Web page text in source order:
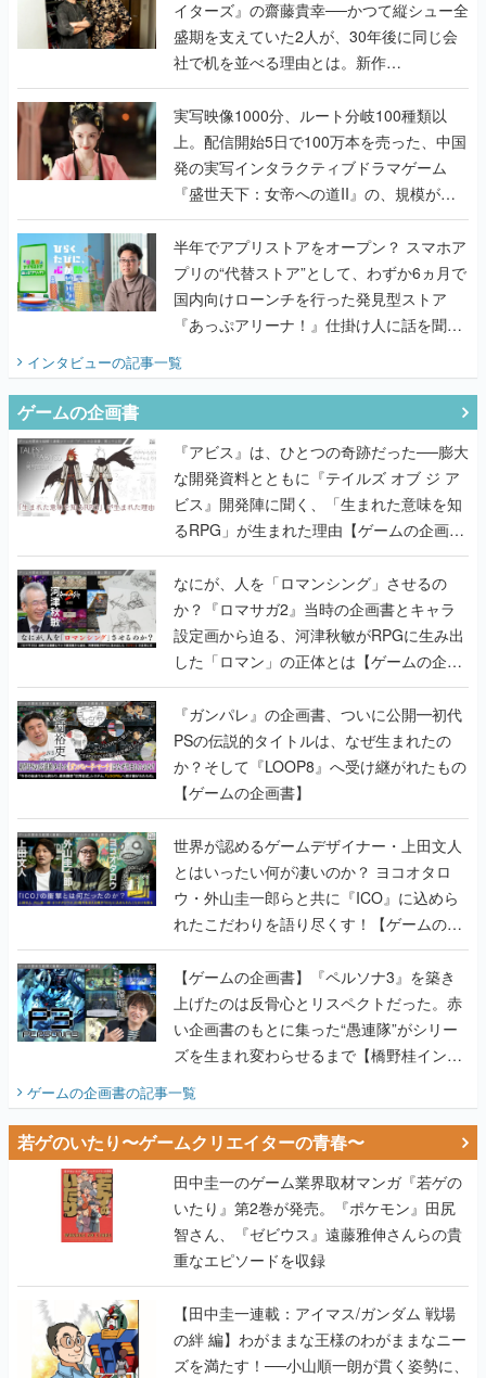
イターズ』の齋藤貴幸──かつて縦シュー全
盛期を支えていた2人が、30年後に同じ会
社で机を並べる理由とは。新作
『TATSUJIN EXTREME』で初タッグを組
んだレジェンド2人に訊く開発秘話
実写映像1000分、ルート分岐100種類以
上。配信開始5日で100万本を売った、中国
発の実写インタラクティブドラマゲーム
『盛世天下：女帝への道II』の、規模が違
うこだわりをプロデューサーに聞いた
半年でアプリストアをオープン？ スマホア
プリの“代替ストア”として、わずか6ヵ月で
国内向けローンチを行った発見型ストア
『あっぷアリーナ！』仕掛け人に話を聞い
てみた
インタビューの記事一覧
ゲームの企画書
『アビス』は、ひとつの奇跡だった──膨大
な開発資料とともに『テイルズ オブ ジ ア
ビス』開発陣に聞く、「生まれた意味を知
るRPG」が生まれた理由【ゲームの企画
書】
なにが、人を「ロマンシング」させるの
か？『ロマサガ2』当時の企画書とキャラ
設定画から迫る、河津秋敏がRPGに生み出
した「ロマン」の正体とは【ゲームの企画
書】
『ガンパレ』の企画書、ついに公開━初代
PSの伝説的タイトルは、なぜ生まれたの
か？そして『LOOP8』へ受け継がれたもの
【ゲームの企画書】
世界が認めるゲームデザイナー・上田文人
とはいったい何が凄いのか？ ヨコオタロ
ウ・外山圭一郎らと共に『ICO』に込めら
れたこだわりを語り尽くす！【ゲームの企
画書】
【ゲームの企画書】『ペルソナ3』を築き
上げたのは反骨心とリスペクトだった。赤
い企画書のもとに集った“愚連隊”がシリー
ズを生まれ変わらせるまで【橋野桂インタ
ビュー】
ゲームの企画書の記事一覧
若ゲのいたり〜ゲームクリエイターの青春〜
田中圭一のゲーム業界取材マンガ『若ゲの
いたり』第2巻が発売。『ポケモン』田尻
智さん、『ゼビウス』遠藤雅伸さんらの貴
重なエピソードを収録
【田中圭一連載：アイマス/ガンダム 戦場
の絆 編】わがままな王様のわがままなニー
ズを満たす！──小山順一朗が貫く姿勢に、